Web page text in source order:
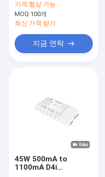
VR 쇼
드)
가격:협상 가능
MOQ:100개
최신 가격 받기
지금 연락
45W 500mA to
1100mA D4i